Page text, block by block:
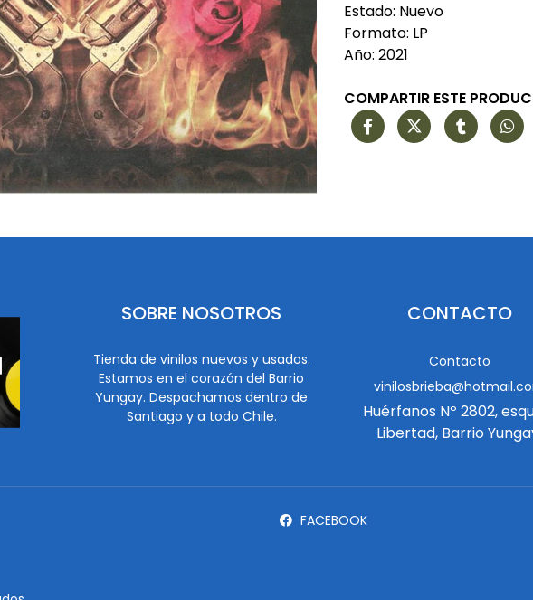
Estado: Nuevo
Formato: LP
Año: 2021
COMPARTIR ESTE
SOBRE NOSOTROS
Tienda de vinilos nuevos y usados.
Estamos en el corazón del Barrio
Yungay. Despachamos dentro de
Santiago y a todo Chile.
CONTACTO
Contacto
Huérfanos Nº 2802,
Libertad, Barrio
FACEBOOK